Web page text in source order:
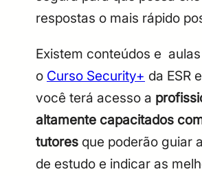
Email
Digite sua senha
Digite sua senha
respostas o mais rápido
Existem conteúdos e
o Curso Security+ da ESR
você terá acesso a
altamente capacitados
tutores que poderão guiar
de estudo e indicar as